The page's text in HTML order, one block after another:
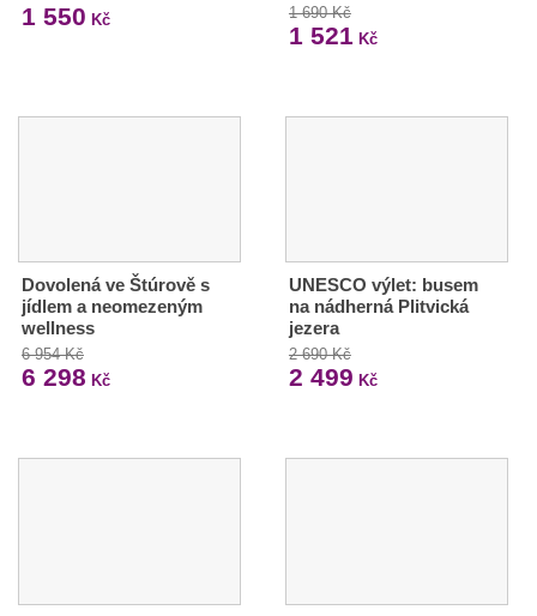
1 550 Kč 1 690 Kč
1 521 Kč
Dovolená ve Štúrově s
jídlem a neomezeným
wellness
6 954 Kč
6 298 Kč
UNESCO výlet: busem
na nádherná Plitvická
jezera
2 690 Kč
2 499 Kč